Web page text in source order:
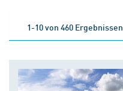
1-10 von 460 Ergebnissen